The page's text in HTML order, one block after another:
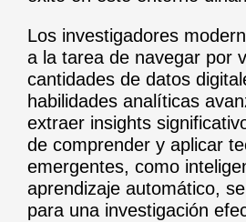
Los investigadores
a la tarea de navegar por
cantidades de datos
habilidades analíticas
extraer insights
de comprender y aplicar
emergentes, como
aprendizaje automático,
para una investigación